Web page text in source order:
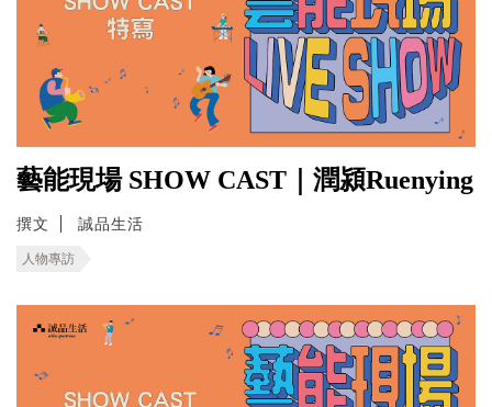
藝能現場 SHOW CAST｜潤潁Ruenying
撰文 誠品生活
人物專訪